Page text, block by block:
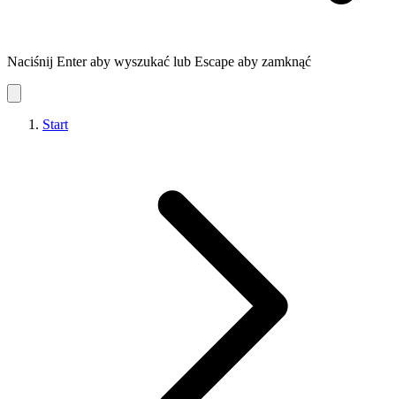
Naciśnij Enter aby wyszukać lub Escape aby zamknąć
Start